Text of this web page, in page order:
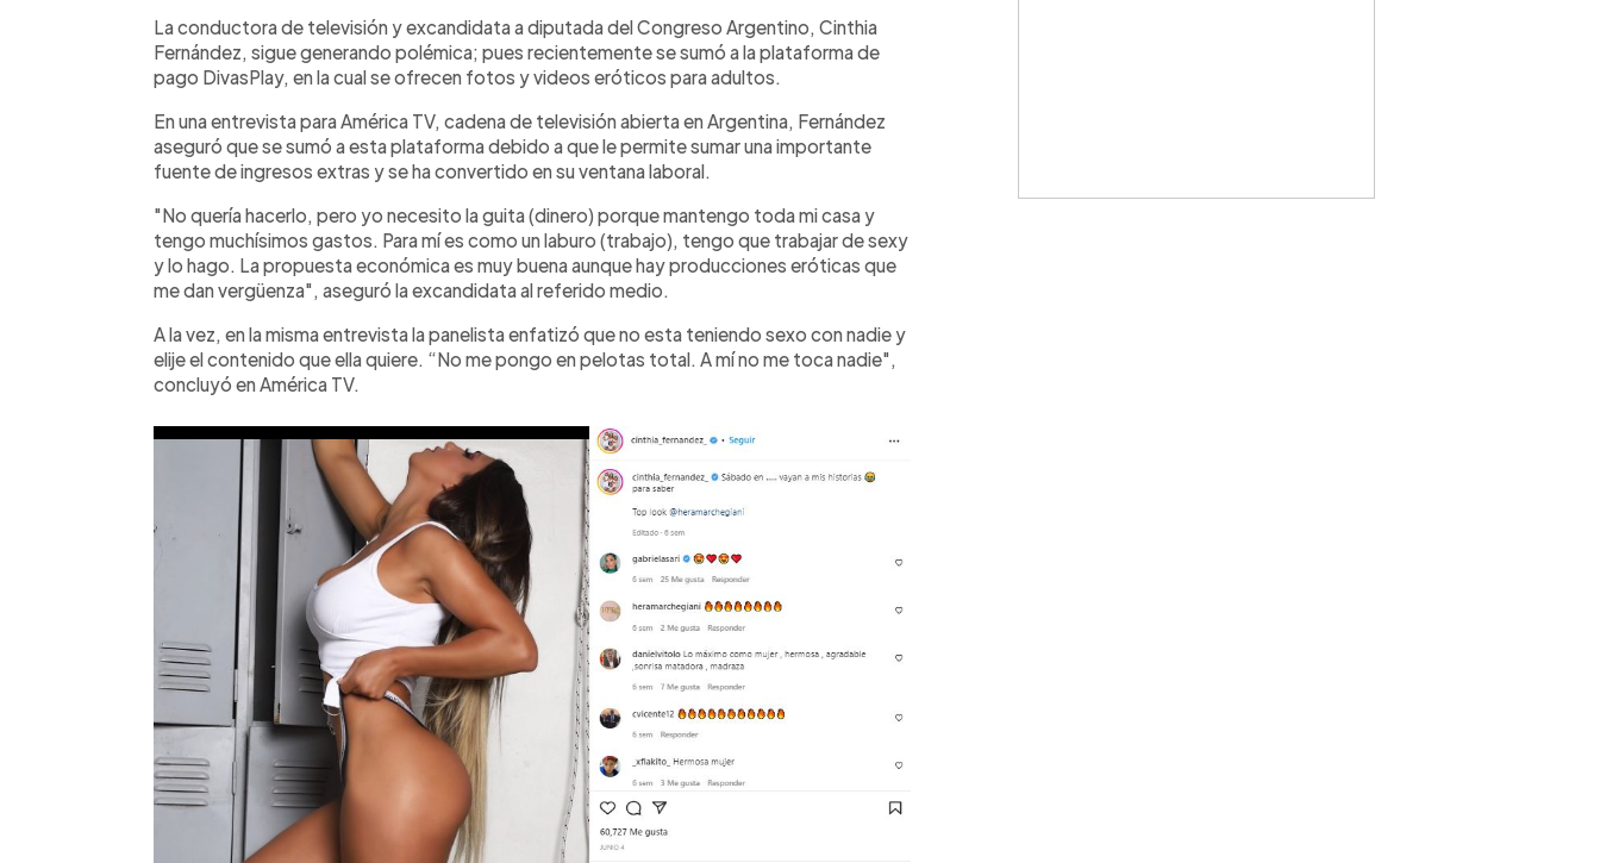
Escuchar artículo
La conductora de televisión y excandidata a diputada del Congreso Argentino, Cinthia
Fernández, sigue generando polémica; pues recientemente se sumó a la plataforma de
pago DivasPlay, en la cual se ofrecen fotos y videos eróticos para adultos.
En una entrevista para América TV, cadena de televisión abierta en Argentina, Fernández
aseguró que se sumó a esta plataforma debido a que le permite sumar una importante
fuente de ingresos extras y se ha convertido en su ventana laboral.
"No quería hacerlo, pero yo necesito la guita (dinero) porque mantengo toda mi casa y
tengo muchísimos gastos. Para mí es como un laburo (trabajo), tengo que trabajar de sexy
y lo hago. La propuesta económica es muy buena aunque hay producciones eróticas que
me dan vergüenza", aseguró la excandidata al referido medio.
A la vez, en la misma entrevista la panelista enfatizó que no esta teniendo sexo con nadie y
elije el contenido que ella quiere. “No me pongo en pelotas total. A mí no me toca nadie",
concluyó en América TV.